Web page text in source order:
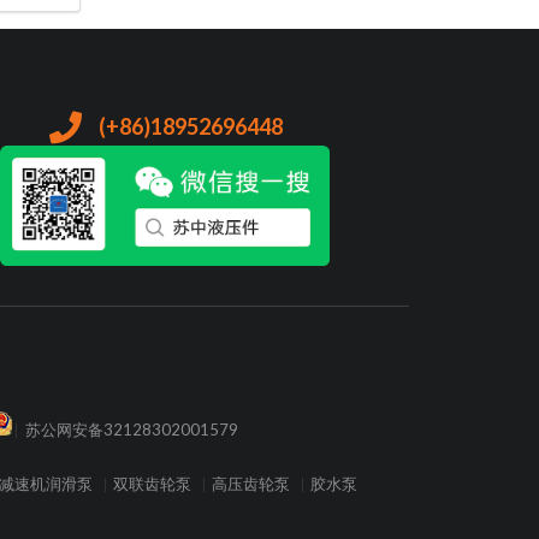
(+86)18952696448
苏公网安备32128302001579
减速机润滑泵 双联齿轮泵 高压齿轮泵 胶水泵